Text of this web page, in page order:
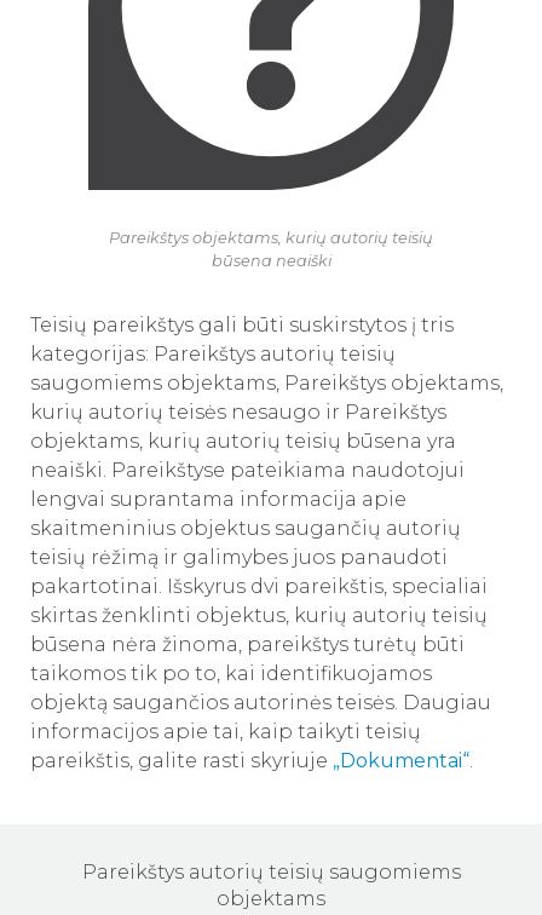
Pareikštys objektams, kurių autorių teisių
būsena neaiški
Teisių pareikštys gali būti suskirstytos į tris
kategorijas: Pareikštys autorių teisių
saugomiems objektams, Pareikštys objektams,
kurių autorių teisės nesaugo ir Pareikštys
objektams, kurių autorių teisių būsena yra
neaiški. Pareikštyse pateikiama naudotojui
lengvai suprantama informacija apie
skaitmeninius objektus saugančių autorių
teisių rėžimą ir galimybes juos panaudoti
pakartotinai. Išskyrus dvi pareikštis, specialiai
skirtas ženklinti objektus, kurių autorių teisių
būsena nėra žinoma, pareikštys turėtų būti
taikomos tik po to, kai identifikuojamos
objektą saugančios autorinės teisės. Daugiau
informacijos apie tai, kaip taikyti teisių
pareikštis, galite rasti skyriuje „Dokumentai“.
Pareikštys autorių teisių saugomiems
objektams